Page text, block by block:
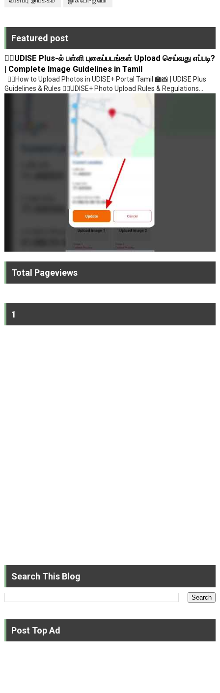
Featured post
💁‍♂️UDISE Plus-ல் பள்ளி புகைப்படங்கள் Upload செய்வது எப்படி?
| Complete Image Guidelines in Tamil
💁‍♂️How to Upload Photos in UDISE+ Portal Tamil 🏫📸 | UDISE Plus
Guidelines & Rules 💁‍♂️UDISE+ Photo Upload Rules & Regulations...
Total Pageviews
1
Search This Blog
Post Top Ad